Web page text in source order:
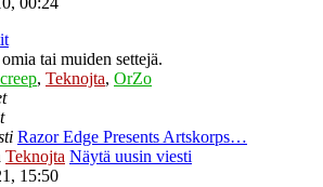
tai muiden settejä.
, Teknojta, OrZo
Razor Edge Presents Artskorps…
Teknojta Näytä uusin viesti
15:50